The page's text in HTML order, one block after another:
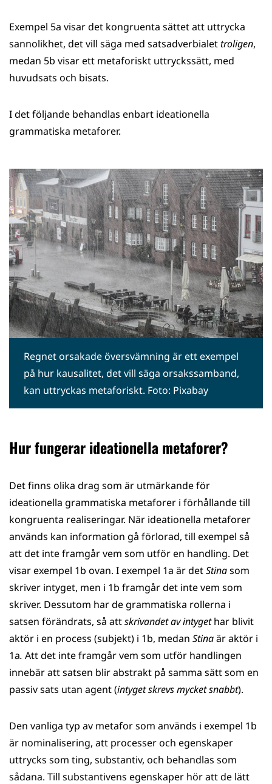
Exempel 5a visar det kongruenta sättet att uttrycka
sannolikhet, det vill säga med satsadverbialettroligen,
medan 5b visar ett metaforiskt uttryckssätt, med
huvudsats och bisats.
I det följande behandlas enbart ideationella
grammatiska metaforer.
Regnet orsakade översvämning är ett exempel
på hur kausalitet, det vill säga orsakssamband,
kan uttryckas metaforiskt. Foto: Pixabay
Hur fungerar ideationella metaforer?
Det finns olika drag som är utmärkande för
ideationella grammatiska metaforer i förhållande till
kongruenta realiseringar. När ideationella metaforer
används kan information gå förlorad, till exempel så
att det inte framgår vem som utför en handling. Det
visar exempel 1b ovan. I exempel 1a är detStinasom
skriver intyget, men i 1b framgår det inte vem som
skriver. Dessutom har de grammatiska rollerna i
satsen förändrats, så attskrivandet av intygethar blivit
aktör i en process (subjekt) i 1b, medan Stinaär aktör i
1a. Att det inte framgår vem som utför handlingen
innebär att satsen blir abstrakt på samma sätt som en
passiv sats utan agent (intyget skrevs mycket snabbt).
Den vanliga typ av metafor som används i exempel 1b
är nominalisering, att processer och egenskaper
uttrycks som ting, substantiv, och behandlas som
sådana. Till substantivens egenskaper hör att de lätt